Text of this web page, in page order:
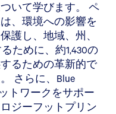
いて学びます。 ペ
、環境への影響を
護し、地域、州、
ために、約1,430の
るための革新的で
さらに、Blue
トワークをサポー
ジーフットプリン